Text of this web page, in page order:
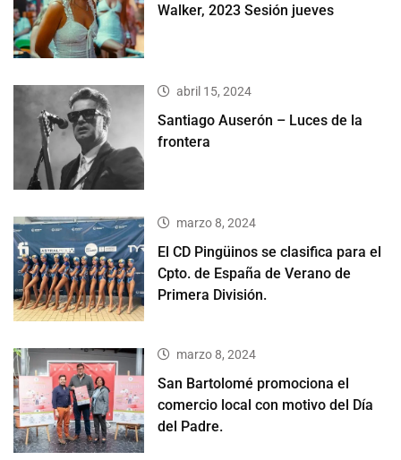
Walker, 2023 Sesión jueves
abril 15, 2024
Santiago Auserón – Luces de la
frontera
marzo 8, 2024
El CD Pingüinos se clasifica para el
Cpto. de España de Verano de
Primera División.
marzo 8, 2024
San Bartolomé promociona el
comercio local con motivo del Día
del Padre.